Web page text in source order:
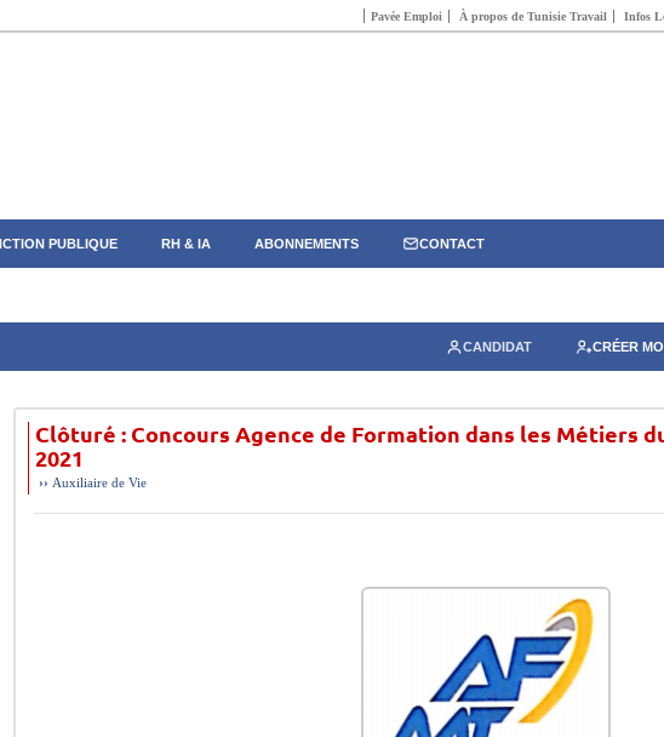
Pavée Emploi À propos de Tunisie Travail Infos
PUBLIQUE RH & IA ABONNEMENTS CONTACT
CANDIDAT CRÉER
Clôturé : Concours Agence de Formation dans les Métiers
2021
›› Auxiliaire de Vie